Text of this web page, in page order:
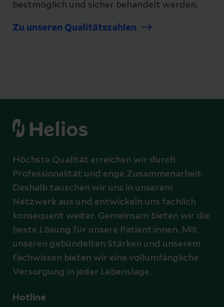
bestmöglich und sicher behandelt werden.
Zu unseren Qualitätszahlen
Höchste Qualität erreichen wir durch
Professionalität und enge Zusammenarbeit.
Deshalb tauschen wir uns in unserem
Netzwerk aus und entwickeln uns fachlich
konsequent weiter. Gemeinsam bieten wir die
beste Lösung für unsere Patient:innen. Mit
unseren gebündelten Stärken und unserem
Fachwissen bieten wir eine vollumfängliche
Versorgung in jeder Lebenslage.
Hotline